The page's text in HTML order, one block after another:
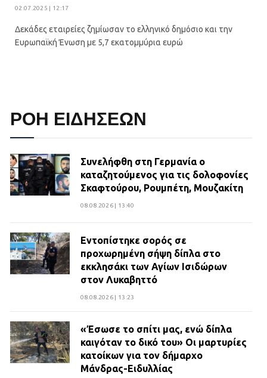
02.07.2025 | 12:17
Δεκάδες εταιρείες ζημίωσαν το ελληνικό δημόσιο και την
Ευρωπαϊκή Ένωση με 5,7 εκατομμύρια ευρώ
ΡΟΗ ΕΙΔΗΣΕΩΝ
Συνελήφθη στη Γερμανία ο
καταζητούμενος για τις δολοφονίες
Σκαφτούρου, Ρουμπέτη, Μουζακίτη
08.08.2026 | 13:40
Εντοπίστηκε σορός σε
προχωρημένη σήψη δίπλα στο
εκκλησάκι των Αγίων Ισιδώρων
στον Λυκαβηττό
08.08.2026 | 13:23
«Έσωσε το σπίτι μας, ενώ δίπλα
καιγόταν το δικό του» Οι μαρτυρίες
κατοίκων για τον δήμαρχο
Μάνδρας-Ειδυλλίας